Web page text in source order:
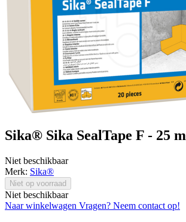
Sika® Sika SealTape F - 25 m
Niet beschikbaar
Merk: Sika®
Niet op voorraad
Niet beschikbaar
Naar winkelwagen Vragen? Neem contact op!